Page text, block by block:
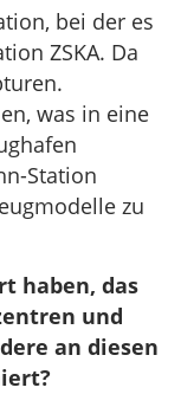
bei der es
ZSKA. Da
was in eine
Station
zu
haben, das
und
an diesen